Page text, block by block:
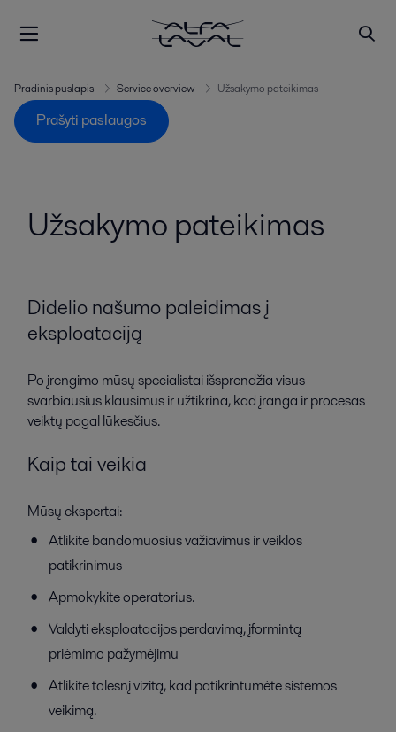
Pradinis puslapis Service overview Užsakymo pateikimas
Prašyti paslaugos
Užsakymo pateikimas
Didelio našumo paleidimas į
eksploataciją
Po įrengimo mūsų specialistai išsprendžia visus
svarbiausius klausimus ir užtikrina, kad įranga ir procesas
veiktų pagal lūkesčius.
Kaip tai veikia
Mūsų ekspertai:
Atlikite bandomuosius važiavimus ir veiklos
patikrinimus
Apmokykite operatorius.
Valdyti eksploatacijos perdavimą, įformintą
priėmimo pažymėjimu
Atlikite tolesnį vizitą, kad patikrintumėte sistemos
veikimą.